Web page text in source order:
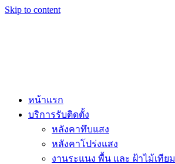
Skip to content
หน้าแรก
บริการรับติดตั้ง
หลังคาทึบแสง
หลังคาโปร่งแสง
งานระแนง พื้น และ ฝ้าไม้เทียม